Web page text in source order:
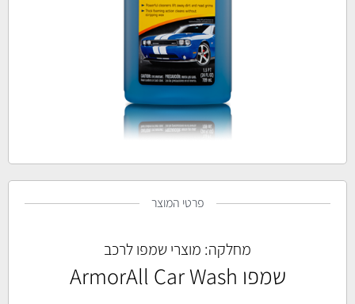
פרטי המוצר
מחלקה: מוצרי שמפו לרכב
שמפו ArmorAll Car Wash